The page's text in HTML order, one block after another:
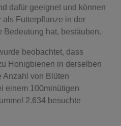
dafür geeignet und können
als Futterpflanze in der
Bedeutung hat, bestäuben.
beobachtet, dass
Honigbienen in derselben
Anzahl von Blüten
einem 100minütigen
2.634 besuchte